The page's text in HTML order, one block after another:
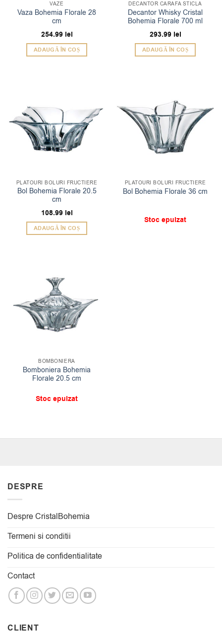
VAZE
Vaza Bohemia Florale 28
cm
254.99 lei
ADAUGĂ ÎN COȘ
DECANTOR CARAFA STICLA
Decantor Whisky Cristal
Bohemia Florale 700 ml
293.99 lei
ADAUGĂ ÎN COȘ
PLATOURI BOLURI FRUCTIERE
Bol Bohemia Florale 20.5
cm
108.99 lei
ADAUGĂ ÎN COȘ
PLATOURI BOLURI FRUCTIERE
Bol Bohemia Florale 36 cm
Stoc epuizat
BOMBONIERA
Bomboniera Bohemia
Florale 20.5 cm
Stoc epuizat
DESPRE
Despre CristalBohemia
Termeni si conditii
Politica de confidentialitate
Contact
CLIENT